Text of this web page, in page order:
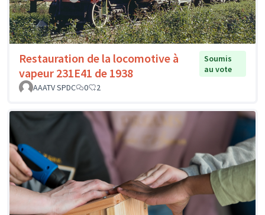
Restauration de la locomotive à
vapeur 231E41 de 1938
Soumis
au vote
AAATV SPDC
0 2